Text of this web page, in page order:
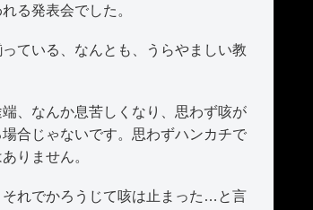
る発表会でした。
ている、なんとも、うらやましい教
、なんか息苦しくなり、思わず咳が
合じゃないです。思わずハンカチで
りません。
れでかろうじて咳は止まった…と言